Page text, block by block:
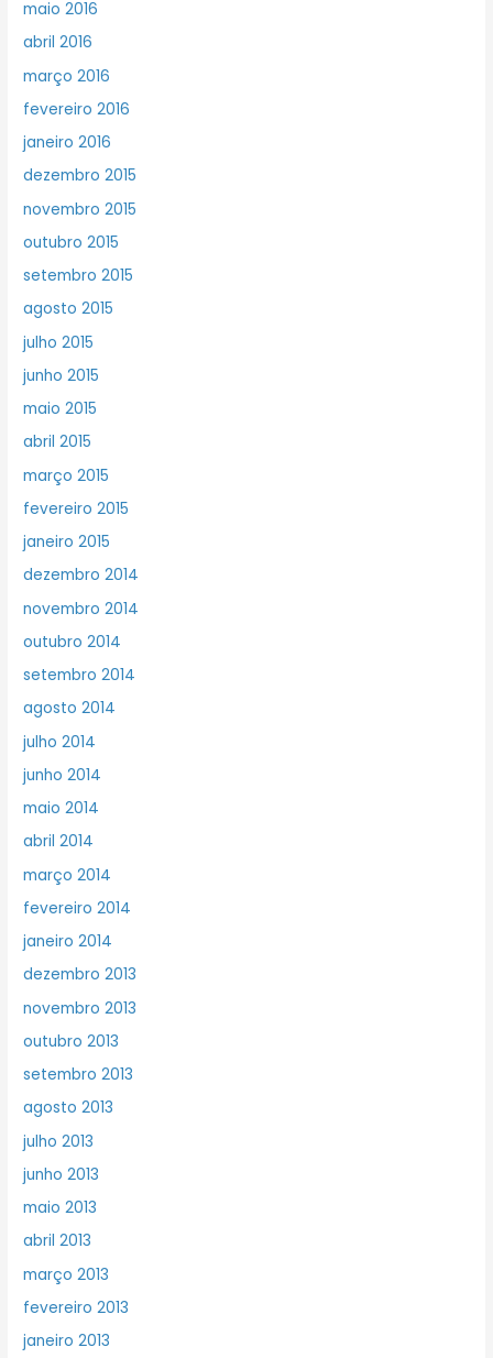
maio 2016
abril 2016
março 2016
fevereiro 2016
janeiro 2016
dezembro 2015
novembro 2015
outubro 2015
setembro 2015
agosto 2015
julho 2015
junho 2015
maio 2015
abril 2015
março 2015
fevereiro 2015
janeiro 2015
dezembro 2014
novembro 2014
outubro 2014
setembro 2014
agosto 2014
julho 2014
junho 2014
maio 2014
abril 2014
março 2014
fevereiro 2014
janeiro 2014
dezembro 2013
novembro 2013
outubro 2013
setembro 2013
agosto 2013
julho 2013
junho 2013
maio 2013
abril 2013
março 2013
fevereiro 2013
janeiro 2013